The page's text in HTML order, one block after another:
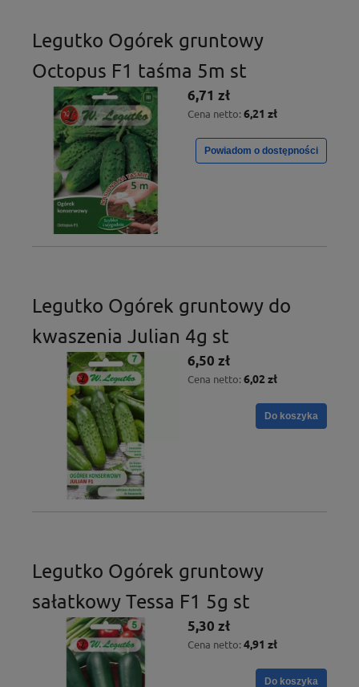
Legutko Ogórek gruntowy
Octopus F1 taśma 5m st
6,71 zł
Cena netto: 6,21 zł
Powiadom o dostępności
Legutko Ogórek gruntowy do
kwaszenia Julian 4g st
6,50 zł
Cena netto: 6,02 zł
Do koszyka
Legutko Ogórek gruntowy
sałatkowy Tessa F1 5g st
5,30 zł
Cena netto: 4,91 zł
Do koszyka